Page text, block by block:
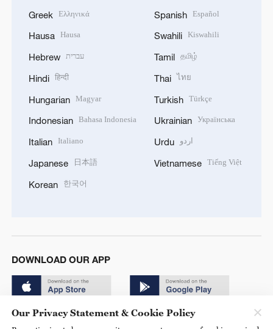
Greek Ελληνικά
Hausa Hausa
Hebrew עברית
Hindi हिन्दी
Hungarian Magyar
Indonesian Bahasa Indonesia
Italian Italiano
Japanese 日本語
Korean 한국어
Spanish Español
Swahili Kiswahili
Tamil தமிழ்
Thai ไทย
Turkish Türkçe
Ukrainian Українська
Urdu اردو
Vietnamese Tiếng Việt
DOWNLOAD OUR APP
Our Privacy Statement & Cookie Policy